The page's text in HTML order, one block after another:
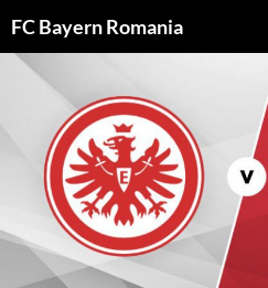
to
content
FC Bayern Romania